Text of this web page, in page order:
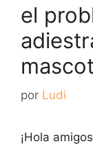
el
por Ludi
¡Hola